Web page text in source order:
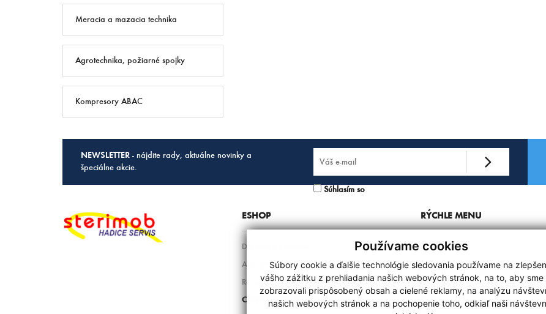
Používame cookies
Súbory cookie a ďalšie technológie sledovania používame na
vášho zážitku z prehliadania našich webových stránok, na to, aby sme
zobrazovali prispôsobený obsah a cielené reklamy, na analýzu
našich webových stránok a na pochopenie toho, odkiaľ naši
Meracia a mazacia technika
Agrotechnika, požiarné spojky
Kompresory ABAC
NEWSLETTER - nájdite rady, aktuálne novinky a
špeciálne akcie.
Súhlasím so
ESHOP
Doprava a poštovné
Ako vymeniť/vrátiť tovar
Reklamácia
ODSTÚPENIE OD ZMLUVY
RÝCHLE MENU
Kontakt
Blacklist
Cookies
Ochrana osobných údajov